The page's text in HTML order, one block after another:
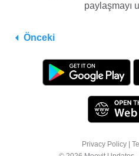
paylaşmayı
Önceki
Privacy Policy